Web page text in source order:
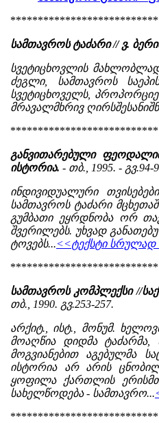
სამთავროს ტაძარი // ვ.
სვეტიცხოვლის
ძეგლი, სამთავროს
სვეტიცხოველს,
მრავალმხრივ
განვითარებული
ისტორია. - თბ., 1995. - გვ.94-
ინდივიდუალური
სამთავროს ტაძარი
გუმბათი ეყრდნობა ორ
შვერილებს. უხვად
ტოვებს...<<ტექსტი სრულად
სამთავროს კომპლექსი //
თბ., 1990. გვ.253-257.
არქიტ., ისტ., მონუმ.
მოაღწია დიდმა ტაძარმა,
მოგვიანებით აგებულმა
ისტორია არ არის
ყოფილა ქართლის
სახელწოდება - სამთავრო...